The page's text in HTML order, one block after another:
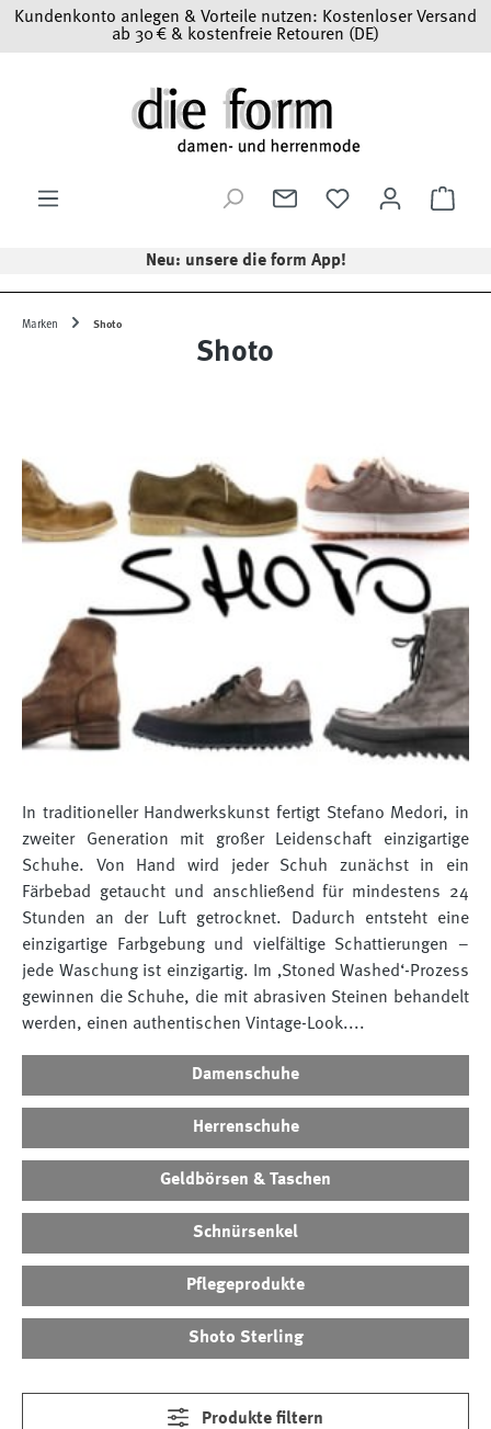
Zum Hauptinhalt springen
Kundenkonto anlegen & Vorteile nutzen: Kostenloser Versand
ab 30 € & kostenfreie Retouren (DE)
Neu: unsere die form App!
Marken Shoto
Shoto
In traditioneller Handwerkskunst fertigt Stefano Medori, in
zweiter Generation mit großer Leidenschaft einzigartige
Schuhe. Von Hand wird jeder Schuh zunächst in ein
Färbebad getaucht und anschließend für mindestens 24
Stunden an der Luft getrocknet. Dadurch entsteht eine
einzigartige Farbgebung und vielfältige Schattierungen –
jede Waschung ist einzigartig. Im ‚Stoned Washed‘-Prozess
gewinnen die Schuhe, die mit abrasiven Steinen behandelt
werden, einen authentischen Vintage-Look....
Damenschuhe
Herrenschuhe
Geldbörsen & Taschen
Schnürsenkel
Pflegeprodukte
Shoto Sterling
Produkte filtern